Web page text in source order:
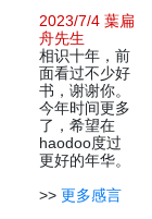
2023/7/4 葉扁
舟先生
相识十年，前
面看过不少好
书，谢谢你。
今年时间更多
了，希望在
haodoo度过
更好的年华。
>> 更多感言